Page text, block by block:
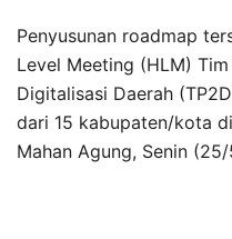
Penyusunan roadmap
Level Meeting (HLM)
Digitalisasi Daerah
dari 15 kabupaten/kota
Mahan Agung, Senin